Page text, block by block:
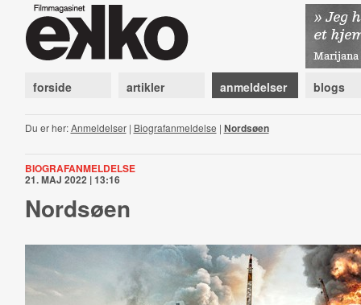
forside artikler anmeldelser blogs
Du er her:Anmeldelser| Biografanmeldelse | Nordsøen
BIOGRAFANMELDELSE
21. MAJ 2022 | 13:16
Nordsøen